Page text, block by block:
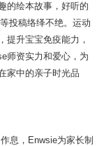
的绘本故事，好听的
投稿络绎不绝。运动
提升宝宝免疫能力，
师资实力和爱心，为
家中的亲子时光品
息，Enwsie为家长制